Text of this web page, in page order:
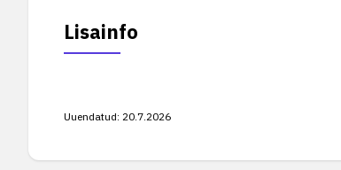
Lisainfo
Uuendatud: 20.7.2026